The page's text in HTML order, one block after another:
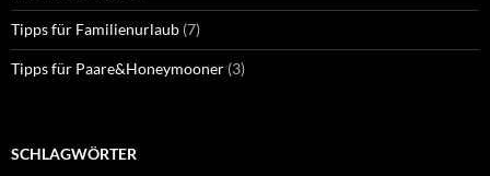
Tipps für Familienurlaub (7)
Tipps für Paare&Honeymooner (3)
SCHLAGWÖRTER